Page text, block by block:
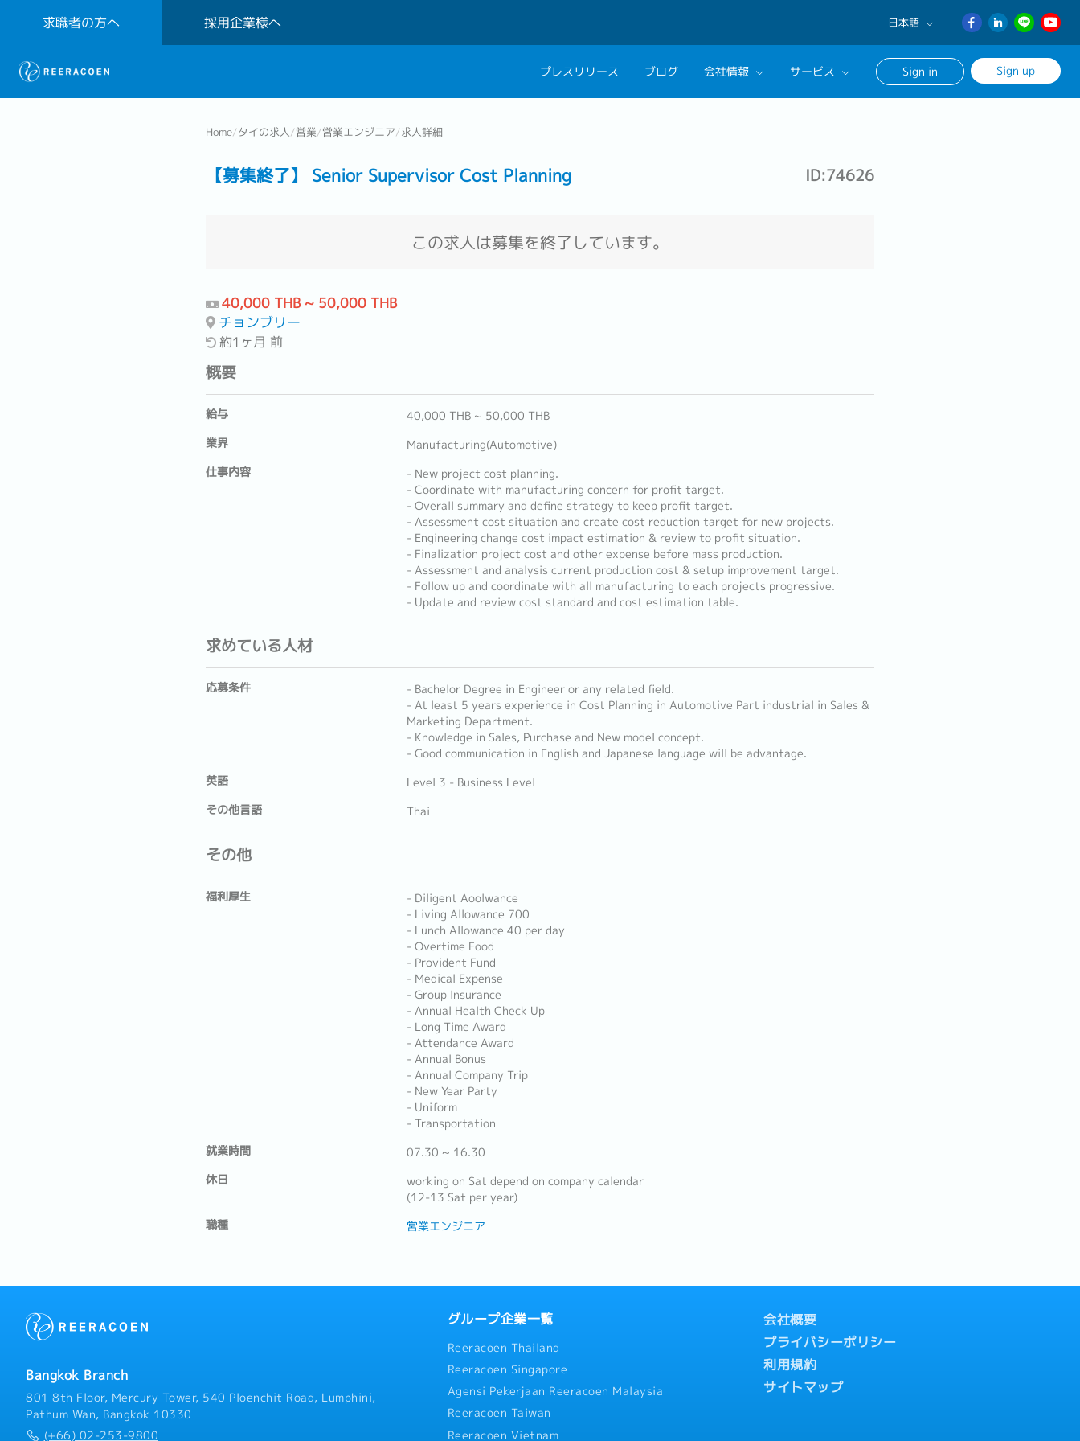
求職者の方へ 採用企業様へ 日本語
English
日本語
プレスリリース ブログ 会社情報 サービス Sign in Sign up
Home/タイの求人/営業/営業エンジニア/求人詳細
【募集終了】 Senior Supervisor Cost Planning ID:74626
この求人は募集を終了しています。
40,000 THB ~ 50,000 THB
チョンブリー
約1ヶ月 前
概要
給与
40,000 THB ~ 50,000 THB
業界
Manufacturing(Automotive)
仕事内容
- New project cost planning.
- Coordinate with manufacturing concern for profit target.
- Overall summary and define strategy to keep profit target.
- Assessment cost situation and create cost reduction target for new projects.
- Engineering change cost impact estimation & review to profit situation.
- Finalization project cost and other expense before mass production.
- Assessment and analysis current production cost & setup improvement target.
- Follow up and coordinate with all manufacturing to each projects progressive.
- Update and review cost standard and cost estimation table.
求めている人材
応募条件
- Bachelor Degree in Engineer or any related field.
- At least 5 years experience in Cost Planning in Automotive Part industrial in Sales &
Marketing Department.
- Knowledge in Sales, Purchase and New model concept.
- Good communication in English and Japanese language will be advantage.
英語
Level 3 - Business Level
その他言語
Thai
その他
福利厚生
- Diligent Aoolwance
- Living Allowance 700
- Lunch Allowance 40 per day
- Overtime Food
- Provident Fund
- Medical Expense
- Group Insurance
- Annual Health Check Up
- Long Time Award
- Attendance Award
- Annual Bonus
- Annual Company Trip
- New Year Party
- Uniform
- Transportation
就業時間
07.30 ~ 16.30
休日
working on Sat depend on company calendar
(12-13 Sat per year)
職種
営業エンジニア
Bangkok Branch
801 8th Floor, Mercury Tower, 540 Ploenchit Road, Lumphini,
Pathum Wan, Bangkok 10330
(+66) 02-253-9800
グループ企業一覧
Reeracoen Thailand
Reeracoen Singapore
Agensi Pekerjaan Reeracoen Malaysia
Reeracoen Taiwan
Reeracoen Vietnam
会社概要
プライバシーポリシー
利用規約
サイトマップ